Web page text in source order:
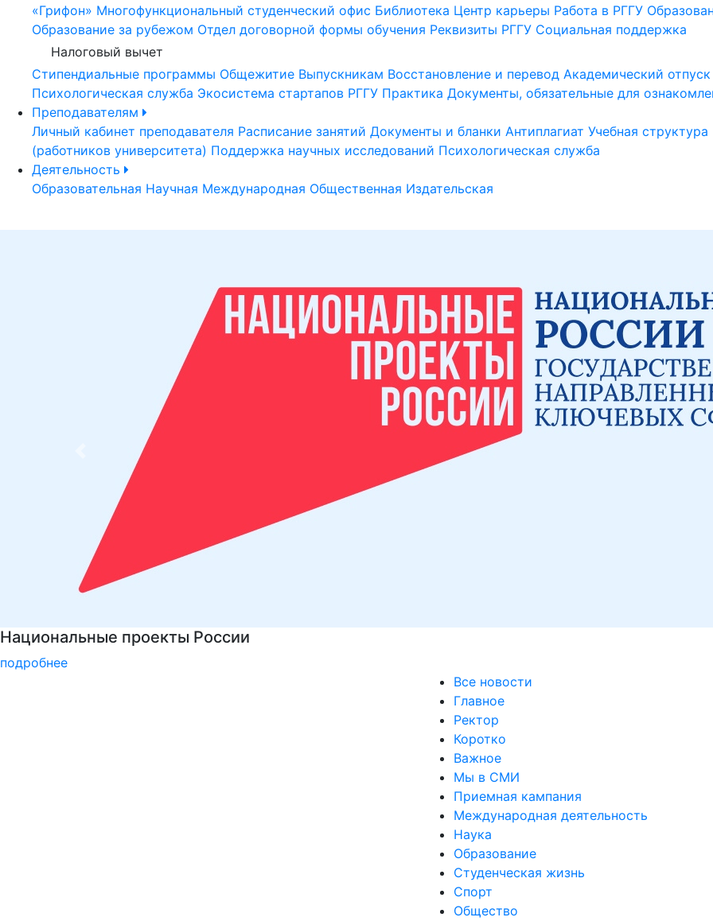
«Грифон» Многофункциональный студенческий офис Библиотека Центр карьеры Работа в РГГУ
Образование за рубежом Отдел договорной формы обучения Реквизиты РГГУ Социальная поддержка
Налоговый вычет
Стипендиальные программы Общежитие Выпускникам Восстановление и перевод Академический отпуск
Психологическая служба Экосистема стартапов РГГУ Практика Документы, обязательные для
Преподавателям
Личный кабинет преподавателя Расписание занятий Документы и бланки Антиплагиат Учебная структура
(работников университета) Поддержка научных исследований Психологическая служба
Деятельность
Образовательная Научная Международная Общественная Издательская
Подготовка к вступительным испытаниям
подробнее
Все новости
Главное
Ректор
Коротко
Важное
Мы в СМИ
Приемная кампания
Международная деятельность
Наука
Образование
Студенческая жизнь
Спорт
Общество